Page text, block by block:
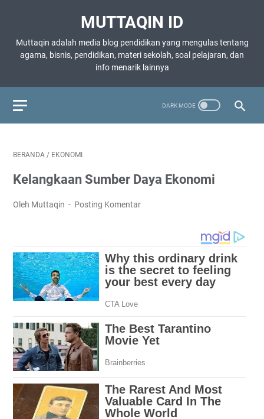
MUTTAQIN ID
Muttaqin adalah media blog pendidikan yang mengulas tentang
agama, bisnis, pendidikan, materi sekolah, soal pelajaran, dan
info menarik lainnya
BERANDA / EKONOMI
Kelangkaan Sumber Daya Ekonomi
Oleh Muttaqin Posting Komentar